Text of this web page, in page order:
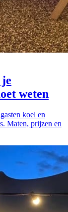
weten
koel en
Maten, prijzen en